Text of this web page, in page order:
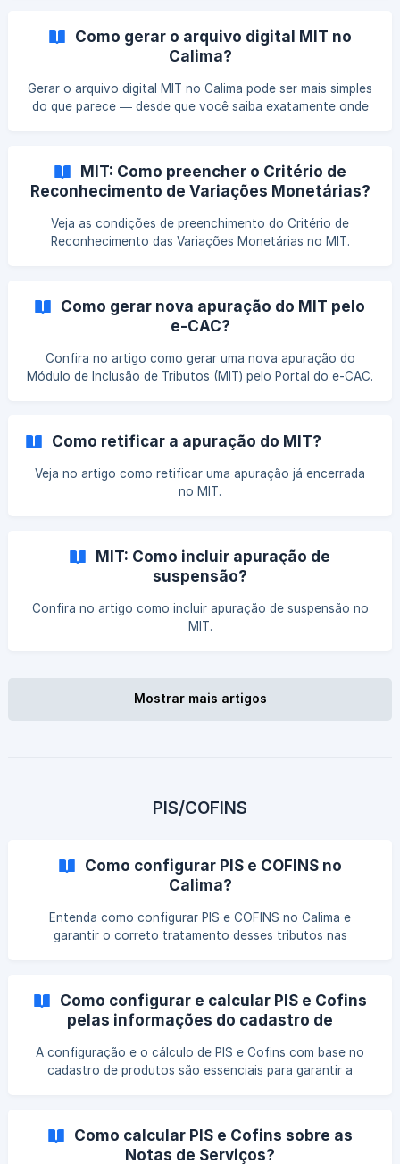
Como gerar o arquivo digital MIT no
Calima?
Gerar o arquivo digital MIT no Calima pode ser mais simples
do que parece — desde que você saiba exatamente onde
MIT: Como preencher o Critério de
Reconhecimento de Variações Monetárias?
Veja as condições de preenchimento do Critério de
Reconhecimento das Variações Monetárias no MIT.
Como gerar nova apuração do MIT pelo
e-CAC?
Confira no artigo como gerar uma nova apuração do
Módulo de Inclusão de Tributos (MIT) pelo Portal do e-CAC.
Como retificar a apuração do MIT?
Veja no artigo como retificar uma apuração já encerrada
no MIT.
MIT: Como incluir apuração de
suspensão?
Confira no artigo como incluir apuração de suspensão no
MIT.
Mostrar mais artigos
PIS/COFINS
Como configurar PIS e COFINS no
Calima?
Entenda como configurar PIS e COFINS no Calima e
garantir o correto tratamento desses tributos nas
Como configurar e calcular PIS e Cofins
pelas informações do cadastro de
A configuração e o cálculo de PIS e Cofins com base no
cadastro de produtos são essenciais para garantir a
lançamentos fiscais.
Como calcular PIS e Cofins sobre as
Notas de Serviços?